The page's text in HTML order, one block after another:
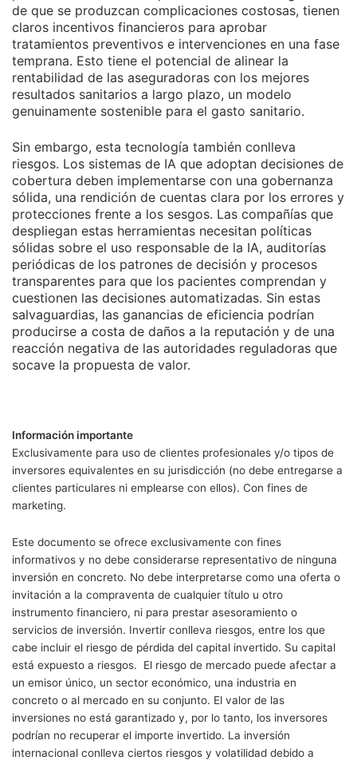
de que se produzcan complicaciones costosas, tienen
claros incentivos financieros para aprobar
tratamientos preventivos e intervenciones en una fase
temprana. Esto tiene el potencial de alinear la
rentabilidad de las aseguradoras con los mejores
resultados sanitarios a largo plazo, un modelo
genuinamente sostenible para el gasto sanitario.
Sin embargo, esta tecnología también conlleva
riesgos. Los sistemas de IA que adoptan decisiones de
cobertura deben implementarse con una gobernanza
sólida, una rendición de cuentas clara por los errores y
protecciones frente a los sesgos. Las compañías que
despliegan estas herramientas necesitan políticas
sólidas sobre el uso responsable de la IA, auditorías
periódicas de los patrones de decisión y procesos
transparentes para que los pacientes comprendan y
cuestionen las decisiones automatizadas. Sin estas
salvaguardias, las ganancias de eficiencia podrían
producirse a costa de daños a la reputación y de una
reacción negativa de las autoridades reguladoras que
socave la propuesta de valor.
Información importante
Exclusivamente para uso de clientes profesionales y/o tipos de
inversores equivalentes en su jurisdicción (no debe entregarse a
clientes particulares ni emplearse con ellos). Con fines de
marketing.
Este documento se ofrece exclusivamente con fines
informativos y no debe considerarse representativo de ninguna
inversión en concreto. No debe interpretarse como una oferta o
invitación a la compraventa de cualquier título u otro
instrumento financiero, ni para prestar asesoramiento o
servicios de inversión. Invertir conlleva riesgos, entre los que
cabe incluir el riesgo de pérdida del capital invertido. Su capital
está expuesto a riesgos. El riesgo de mercado puede afectar a
un emisor único, un sector económico, una industria en
concreto o al mercado en su conjunto. El valor de las
inversiones no está garantizado y, por lo tanto, los inversores
podrían no recuperar el importe invertido. La inversión
internacional conlleva ciertos riesgos y volatilidad debido a